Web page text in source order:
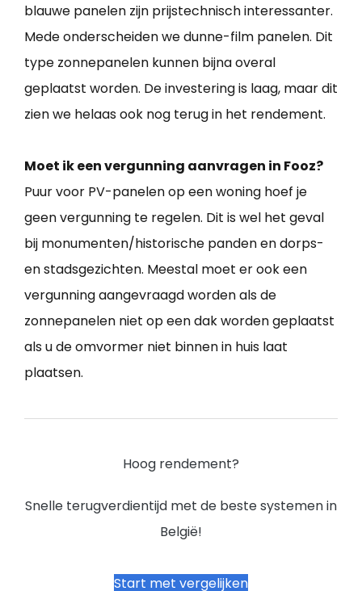
blauwe panelen zijn prijstechnisch interessanter.
Mede onderscheiden we dunne-film panelen. Dit
type zonnepanelen kunnen bijna overal
geplaatst worden. De investering is laag, maar dit
zien we helaas ook nog terug in het rendement.
Moet ik een vergunning aanvragen in Fooz?
Puur voor PV-panelen op een woning hoef je
geen vergunning te regelen. Dit is wel het geval
bij monumenten/historische panden en dorps-
en stadsgezichten. Meestal moet er ook een
vergunning aangevraagd worden als de
zonnepanelen niet op een dak worden geplaatst
als u de omvormer niet binnen in huis laat
plaatsen.
Hoog rendement?
Snelle terugverdientijd met de beste systemen in
België!
Start met vergelijken